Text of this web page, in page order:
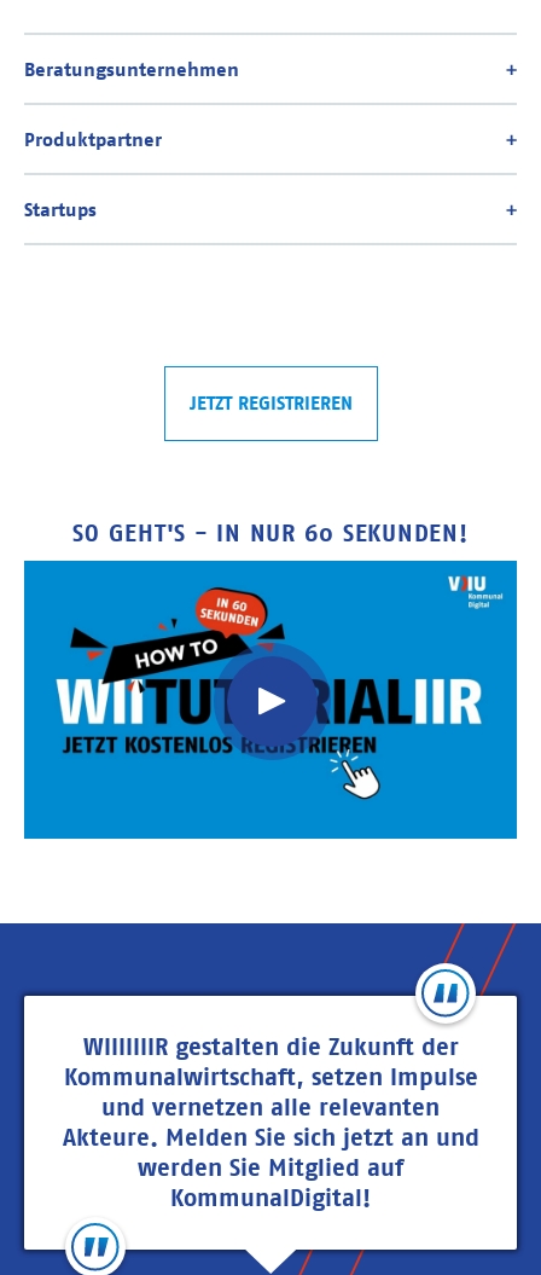
JETZT REGISTRIEREN
SO GEHT'S - IN NUR 60 SEKUNDEN!
WIIIIIIIR gestalten die Zukunft der
Kommunalwirtschaft, setzen Impulse
und vernetzen alle relevanten
Akteure. Melden Sie sich jetzt an und
werden Sie Mitglied auf
KommunalDigital!